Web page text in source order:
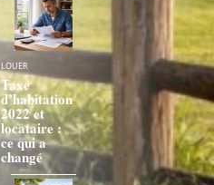
LOUER
Taxe
d’habitation
2022 et
locataire :
ce qui a
changé